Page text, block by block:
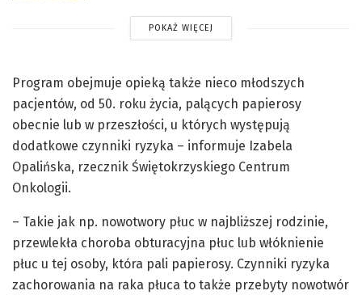
POKAŻ WIĘCEJ
Program obejmuje opieką także nieco młodszych
pacjentów, od 50. roku życia, palących papierosy
obecnie lub w przeszłości, u których występują
dodatkowe czynniki ryzyka – informuje Izabela
Opalińska, rzecznik Świętokrzyskiego Centrum
Onkologii.
– Takie jak np. nowotwory płuc w najbliższej rodzinie,
przewlekła choroba obturacyjna płuc lub włóknienie
płuc u tej osoby, która pali papierosy. Czynniki ryzyka
zachorowania na raka płuca to także przebyty nowotwór